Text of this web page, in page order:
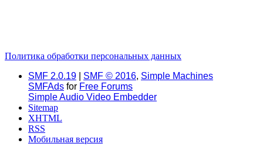
Политика обработки персональных данных
SMF 2.0.19
SMF © 2016, Simple Machines
SMFAds for Free Forums
Simple Audio Video Embedder
Sitemap
XHTML
RSS
Мобильная версия